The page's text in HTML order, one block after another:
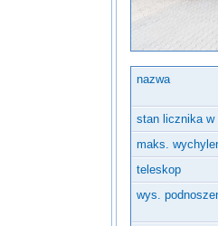
nazwa
stan licznika w
maks.
teleskop
wys.